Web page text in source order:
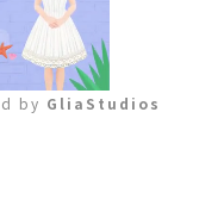
by GliaStudios